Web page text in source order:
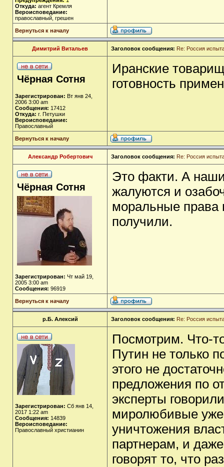
Откуда: агент Кремля
Вероисповедание:
православный, грешен
Вернуться к началу
Димитрий Витальев Заголовок сообщения: Re: Россия
Чёрная Сотня
Зарегистрирован: Вт янв 24,
2006 3:00 am
Сообщения: 17412
Откуда: г. Петушки
Вероисповедание:
Православный
Иранские
готовность
Вернуться к началу
Александр Робертович Заголовок сообщения: Re: Россия
Чёрная Сотня
Зарегистрирован: Чт май 19,
2005 3:00 am
Сообщения: 96919
Это факти. А
жалуются и
моральные права
получили.
Вернуться к началу
р.Б. Алексий Заголовок сообщения: Re: Россия
Зарегистрирован: Сб янв 14,
2017 1:22 am
Сообщения: 14839
Вероисповедание:
Православный христианин
Посмотрим. Что-
Путин не только
этого не
предложения по
эксперты
миролюбивые уже
уничтожения
партнерам, и
говорят то, что